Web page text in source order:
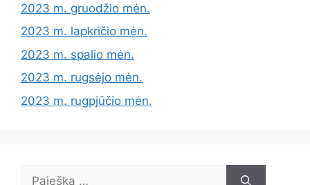
2023 m. gruodžio mėn.
2023 m. lapkričio mėn.
2023 m. spalio mėn.
2023 m. rugsėjo mėn.
2023 m. rugpjūčio mėn.